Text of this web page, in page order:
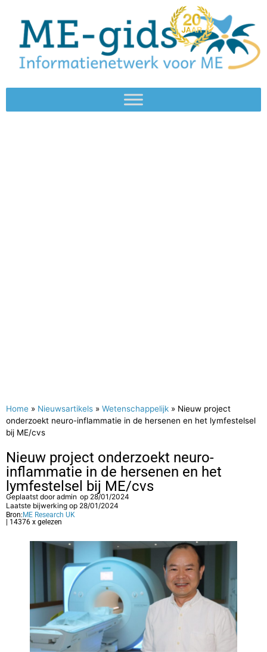
Home » Nieuwsartikels » Wetenschappelijk » Nieuw project
onderzoekt neuro-inflammatie in de hersenen en het lymfestelsel
bij ME/cvs
Nieuw project onderzoekt neuro-
inflammatie in de hersenen en het
lymfestelsel bij ME/cvs
Geplaatst dooradmin op 28/01/2024
Laatste bijwerking op 28/01/2024
Bron: ME Research UK
| 14376 x gelezen